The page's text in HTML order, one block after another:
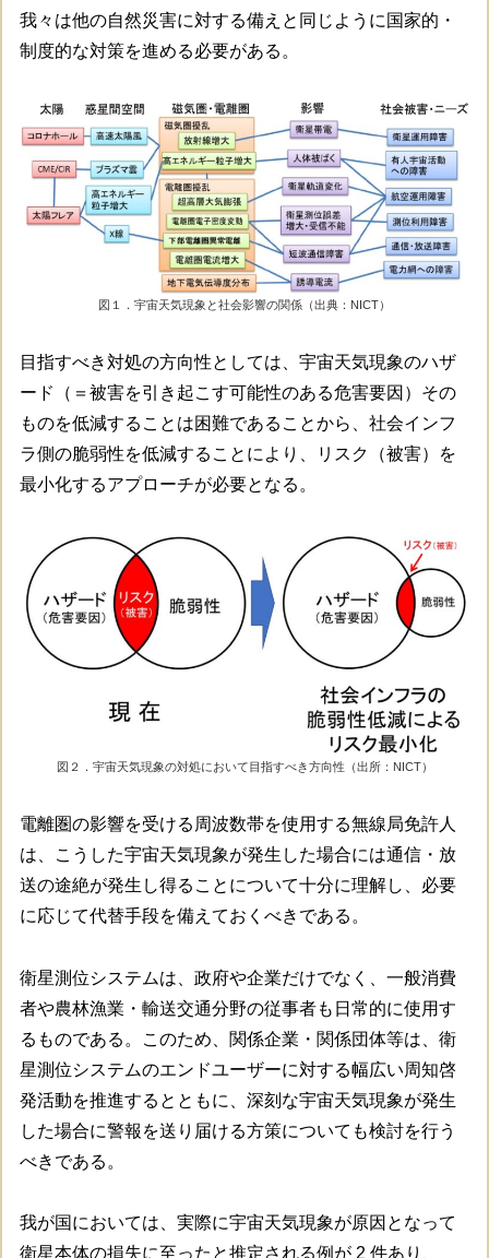
我々は他の自然災害に対する備えと同じように国家的・
制度的な対策を進める必要がある。
図１．宇宙天気現象と社会影響の関係（出典：NICT）
目指すべき対処の方向性としては、宇宙天気現象のハザ
ード（＝被害を引き起こす可能性のある危害要因）その
ものを低減することは困難であることから、社会インフ
ラ側の脆弱性を低減することにより、リスク（被害）を
最小化するアプローチが必要となる。
図２．宇宙天気現象の対処において目指すべき方向性（出所：NICT）
電離圏の影響を受ける周波数帯を使用する無線局免許人
は、こうした宇宙天気現象が発生した場合には通信・放
送の途絶が発生し得ることについて十分に理解し、必要
に応じて代替手段を備えておくべきである。
衛星測位システムは、政府や企業だけでなく、一般消費
者や農林漁業・輸送交通分野の従事者も日常的に使用す
るものである。このため、関係企業・関係団体等は、衛
星測位システムのエンドユーザーに対する幅広い周知啓
発活動を推進するとともに、深刻な宇宙天気現象が発生
した場合に警報を送り届ける方策についても検討を行う
べきである。
我が国においては、実際に宇宙天気現象が原因となって
衛星本体の損失に至ったと推定される例が 2 件あり、